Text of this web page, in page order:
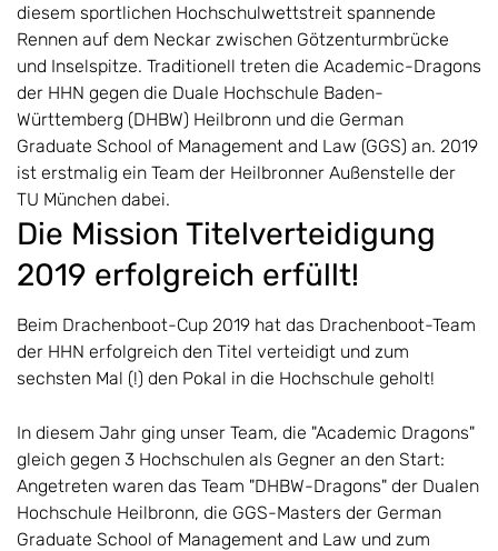
diesem sportlichen Hochschulwettstreit spannende
Rennen auf dem Neckar zwischen Götzenturmbrücke
und Inselspitze. Traditionell treten die Academic-Dragons
der HHN gegen die Duale Hochschule Baden-
Württemberg (DHBW) Heilbronn und die German
Graduate School of Management and Law (GGS) an. 2019
ist erstmalig ein Team der Heilbronner Außenstelle der
TU München dabei.
Die Mission Titelverteidigung
2019 erfolgreich erfüllt!
Beim Drachenboot-Cup 2019 hat das Drachenboot-Team
der HHN erfolgreich den Titel verteidigt und zum
sechsten Mal (!) den Pokal in die Hochschule geholt!
In diesem Jahr ging unser Team, die "Academic Dragons"
gleich gegen 3 Hochschulen als Gegner an den Start:
Angetreten waren das Team "DHBW-Dragons" der Dualen
Hochschule Heilbronn, die GGS-Masters der German
Graduate School of Management and Law und zum